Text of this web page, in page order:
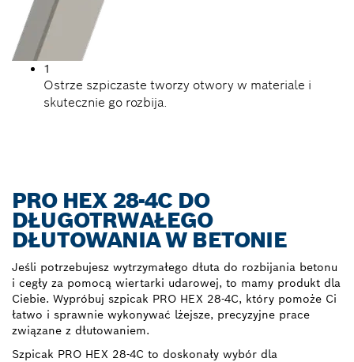
1
Ostrze szpiczaste tworzy otwory w materiale i
skutecznie go rozbija.
PRO HEX 28-4C DO
DŁUGOTRWAŁEGO
DŁUTOWANIA W BETONIE
Jeśli potrzebujesz wytrzymałego dłuta do rozbijania betonu
i cegły za pomocą wiertarki udarowej, to mamy produkt dla
Ciebie. Wypróbuj szpicak PRO HEX 28-4C, który pomoże Ci
łatwo i sprawnie wykonywać lżejsze, precyzyjne prace
związane z dłutowaniem.
Szpicak PRO HEX 28-4C to doskonały wybór dla